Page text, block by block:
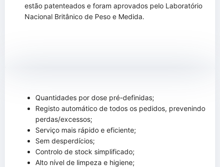
estão patenteados e foram aprovados pelo Laboratório
Nacional Britânico de Peso e Medida.
Quantidades por dose pré-definidas;
Registo automático de todos os pedidos, prevenindo
perdas/excessos;
Serviço mais rápido e eficiente;
Sem desperdícios;
Controlo de stock simplificado;
Alto nível de limpeza e higiene;